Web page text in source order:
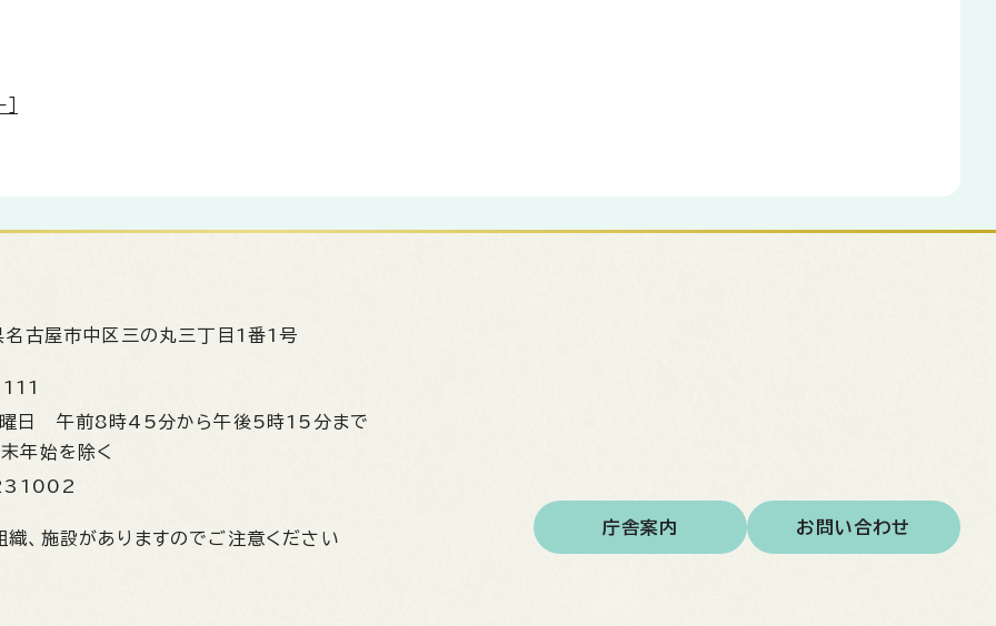
名古屋市中区三の丸三丁目1番1号
曜日 午前8時45分から午後5時15分まで
末年始を除く
、施設がありますのでご注意ください
庁舎案内 お問い合わせ